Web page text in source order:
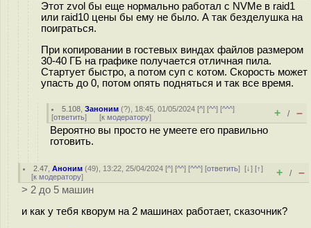
Этот zvol бы еще нормально работал с NVMe в raid1
или raid10 цены бы ему не было. А так безделушка на
поиграться.
При копировании в гостевых виндах файлов размером
30-40 ГБ на графике получается отличная пила.
Стартует быстро, а потом суп с котом. Скорость может
упасть до 0, потом опять подняться и так все время.
5.108 ,Заноним (?), 18:45, 01/05/2024 [^] [^^] [^^^]
[ответить] [к модератору] + / –
Вероятно вы просто не умеете его правильно
готовить.
2.47 ,Аноним (49), 13:22, 25/04/2024 [^] [^^] [^^^] [ответить][↓] [↑]
[к модератору] + / –
> 2 до 5 машин
и как у тебя кворум на 2 машинах работает, сказочник?